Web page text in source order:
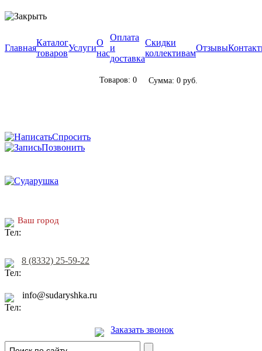
Главная
Каталог
товаров
Услуги
О
нас
Оплата
и
доставка
Скидки
коллективам
Отзывы
Товаров: 0 Сумма: 0 руб.
Спросить
Позвонить
Ваш город
8 (8332) 25-59-22
info@sudaryshka.ru
Заказать звонок